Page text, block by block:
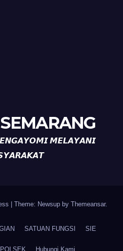
𝙈𝙀𝙇𝘼𝙔𝘼𝙉𝙄
Theme: Newsup by Themeansar.
SATUAN FUNGSI SIE
POLSEK Hubungi Kami